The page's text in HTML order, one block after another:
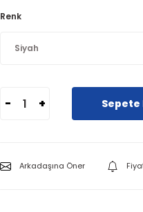
Renk
- + Sepete
Arkadaşına Öner